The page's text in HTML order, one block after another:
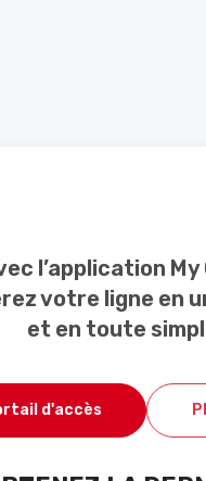
l’application My
votre ligne en
et en toute
d'accès